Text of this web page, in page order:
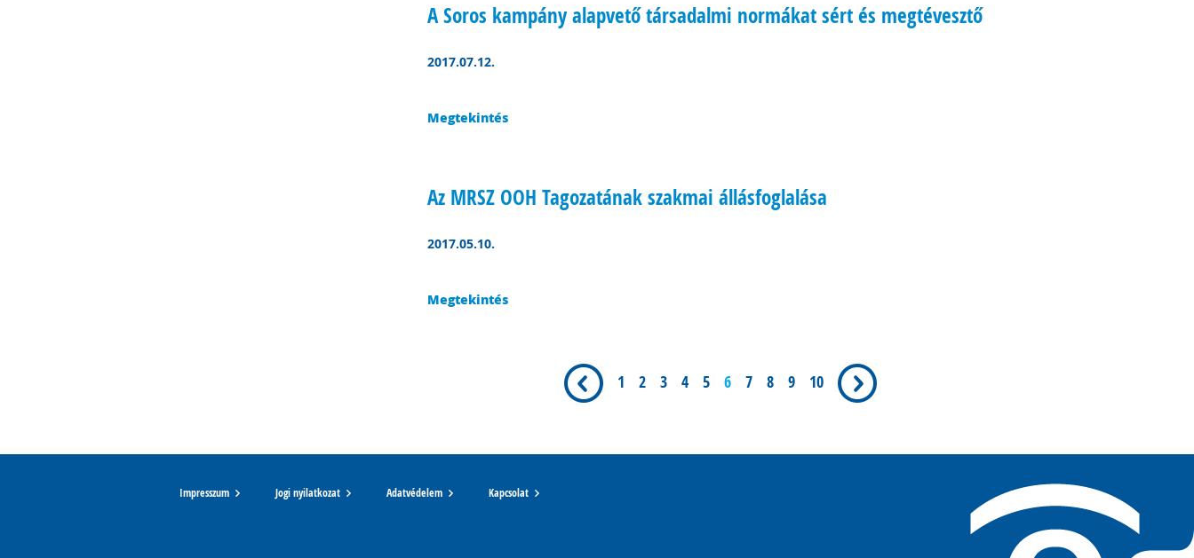
A Soros kampány alapvető társadalmi normákat sért és megtévesztő
2017.07.12.
Megtekintés
Az MRSZ OOH Tagozatának szakmai állásfoglalása
2017.05.10.
Megtekintés
1 2 3 4 5 6 7 8 9 10
Impresszum Jogi nyilatkozat Adatvédelem Kapcsolat